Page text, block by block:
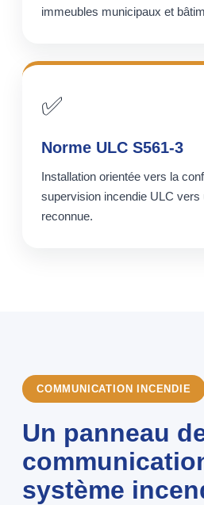
immeubles municipaux et
✅
Norme ULC S561-3
Installation orientée vers la
supervision incendie ULC vers
reconnue.
COMMUNICATION INCENDIE
Un panneau
système